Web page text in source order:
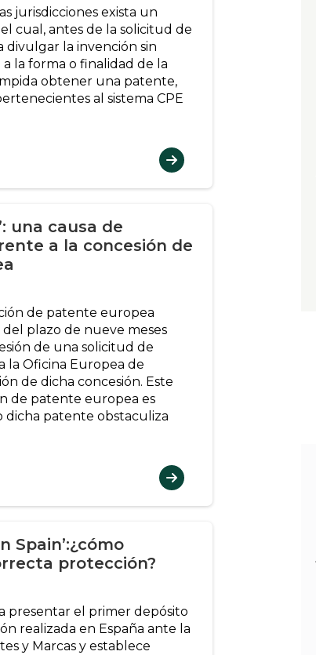
jurisdicciones exista un
cual, antes de la solicitud de
la invención sin
la forma o finalidad de la
obtener una patente,
al sistema CPE
una causa de
a la concesión de
de patente europea
plazo de nueve meses
de una solicitud de
la Oficina Europea de
de dicha concesión. Este
de patente europea es
patente obstaculiza
Spain’:¿cómo
protección?
presentar el primer depósito
realizada en España ante la
y Marcas y establece